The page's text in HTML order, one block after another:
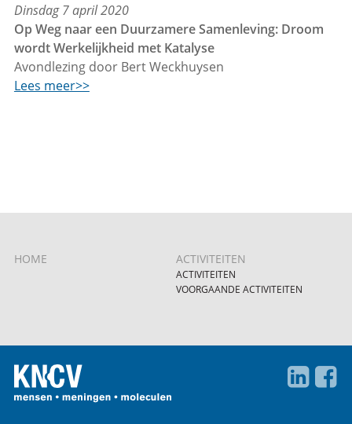
Dinsdag 7 april 2020
Op Weg naar een Duurzamere Samenleving: Droom
wordt Werkelijkheid met Katalyse
Avondlezing door Bert Weckhuysen
Lees meer>>
HOME ACTIVITEITEN
ACTIVITEITEN
VOORGAANDE ACTIVITEITEN